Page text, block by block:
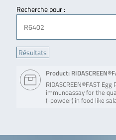
Recherche pour :
Product:
RIDASCREEN®FAST
immunoassay for the
(-powder) in food like